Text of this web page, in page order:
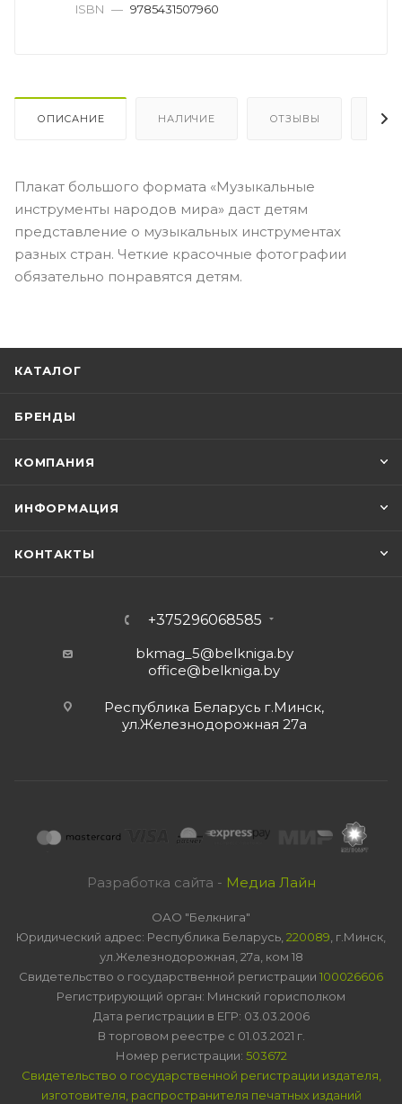
ISBN — 9785431507960
ОПИСАНИЕ НАЛИЧИЕ ОТЗЫВЫ
Плакат большого формата «Музыкальные
инструменты народов мира» даст детям
представление о музыкальных инструментах
разных стран. Четкие красочные фотографии
обязательно понравятся детям.
КАТАЛОГ
БРЕНДЫ
КОМПАНИЯ
ИНФОРМАЦИЯ
КОНТАКТЫ
+375296068585
bkmag_5@belkniga.by
office@belkniga.by
Республика Беларусь г.Минск,
ул.Железнодорожная 27а
Разработка сайта - Медиа Лайн
ОАО "Белкнига"
Юридический адрес: Республика Беларусь, 220089 , г.Минск,
ул.Железнодорожная, 27а, ком 18
Свидетельство о государственной регистрации 100026606
Регистрирующий орган: Минский горисполком
Дата регистрации в ЕГР: 03.03.2006
В торговом реестре с 01.03.2021 г.
Номер регистрации: 503672
Свидетельство о государственной регистрации издателя,
изготовителя, распространителя печатных изданий